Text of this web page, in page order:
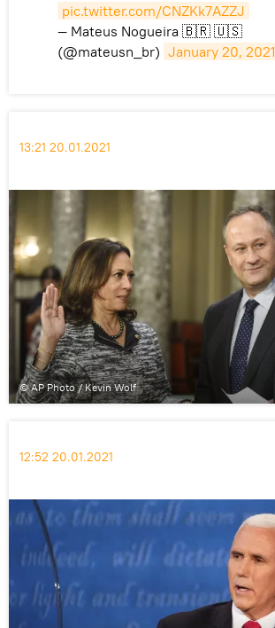
pic.twitter.com/CNZKk7AZZJ
— Mateus Nogueira 🇧🇷 🇺🇸
(@mateusn_br) January 20, 2021
13:21 20.01.2021
© AP Photo / Kevin Wolf
12:52 20.01.2021